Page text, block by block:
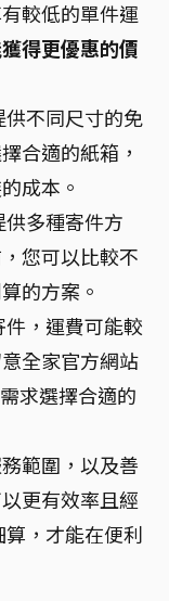
較低的單件運
得更優惠的價
供不同尺寸的免
合適的紙箱，
成本。
供多種寄件方
您可以比較不
的方案。
，運費可能較
全家官方網站
求選擇合適的
範圍，以及善
更有效率且經
，才能在便利